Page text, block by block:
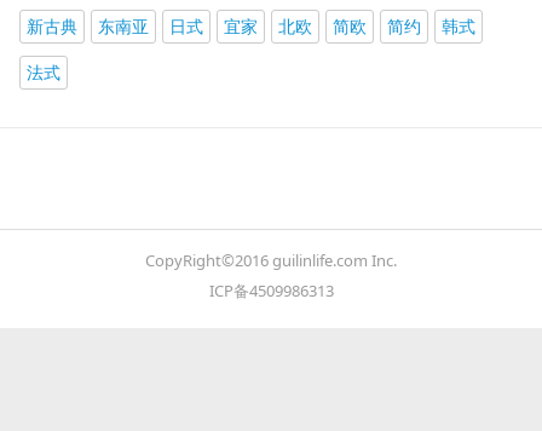
新古典
东南亚 日式 宜家 北欧 简欧 简约
韩式
法式
CopyRight©2016 guilinlife.com Inc.
ICP备4509986313